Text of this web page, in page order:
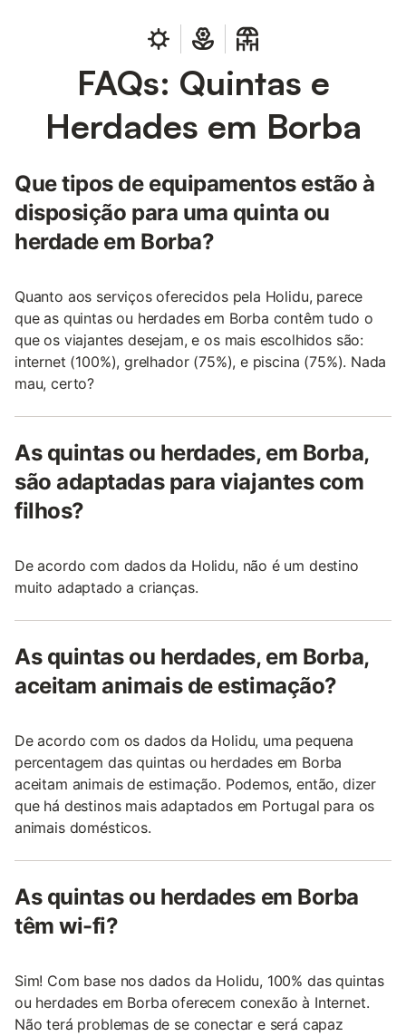
FAQs: Quintas e
Herdades em Borba
Que tipos de equipamentos estão à
disposição para uma quinta ou
herdade em Borba?
Quanto aos serviços oferecidos pela Holidu, parece
que as quintas ou herdades em Borba contêm tudo o
que os viajantes desejam, e os mais escolhidos são:
internet (100%), grelhador (75%), e piscina (75%). Nada
mau, certo?
As quintas ou herdades, em Borba,
são adaptadas para viajantes com
filhos?
De acordo com dados da Holidu, não é um destino
muito adaptado a crianças.
As quintas ou herdades, em Borba,
aceitam animais de estimação?
De acordo com os dados da Holidu, uma pequena
percentagem das quintas ou herdades em Borba
aceitam animais de estimação. Podemos, então, dizer
que há destinos mais adaptados em Portugal para os
animais domésticos.
As quintas ou herdades em Borba
têm wi-fi?
Sim! Com base nos dados da Holidu, 100% das quintas
ou herdades em Borba oferecem conexão à Internet.
Não terá problemas de se conectar e será capaz